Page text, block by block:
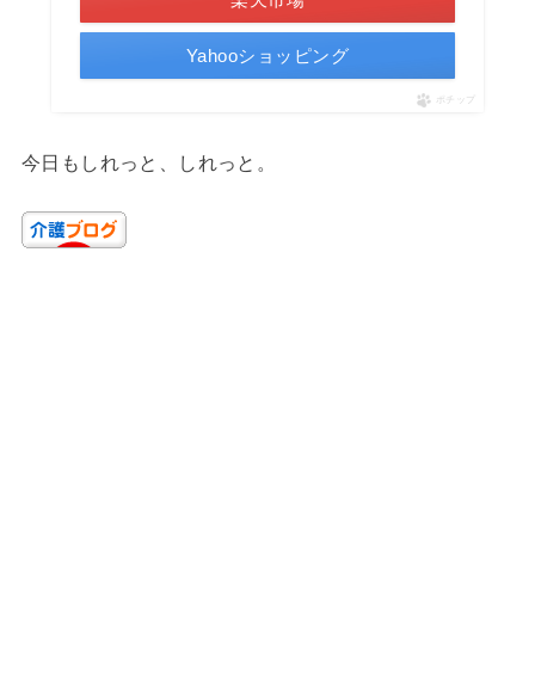
Yahooショッピング
ポチップ
今日もしれっと、しれっと。